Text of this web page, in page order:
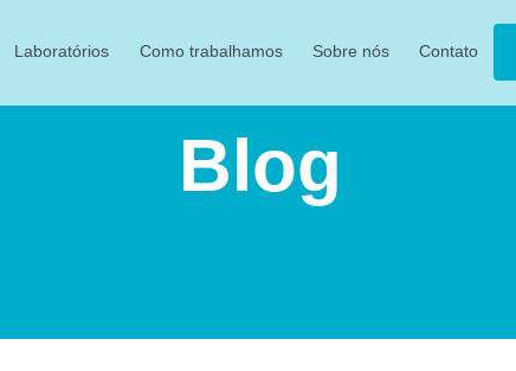
Laboratórios Como trabalhamos Sobre nós Contato
Blog